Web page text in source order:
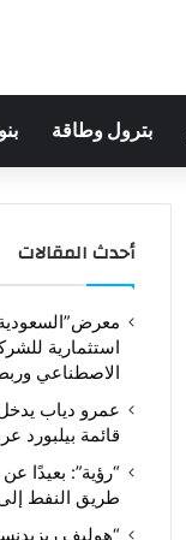
بترول وطاقة
أحدث المقالات
استثمارية
الاصطناعي
عمرو دياب
قائمة بيلبورد عربية
“رؤية”: بعيدًا
طريق النفط
“هوليف